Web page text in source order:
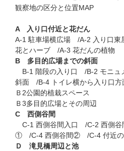
観察地の区分と位置MAP
A 入り口付近と花だん
A-1 駐車場横広場 /A-2 入り口
花とハーブ /A-3 花だんの植物
B 多目的広場までの斜面
B-1 階段の入り口 /B-2 モニュ
斜面 /B-4 トイレ横から入り口
Ｂ2公園的植栽スペース
Ｂ3多目的広場とその周辺
C 西側谷間
C-1 西側谷間入口 /C-2 西側
① /C-4 西側谷間② /C-4 付近
Ｄ 滝見橋周辺と池